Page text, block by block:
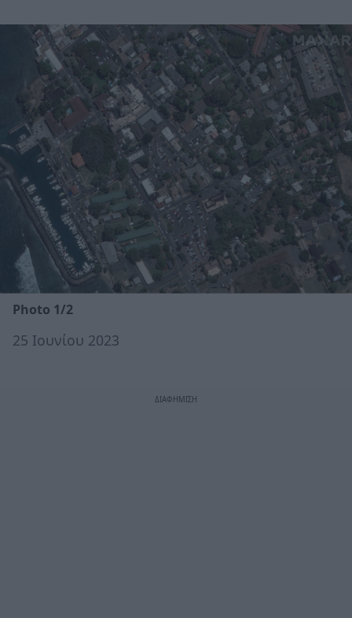
Photo 1/2
25 Ιουνίου 2023